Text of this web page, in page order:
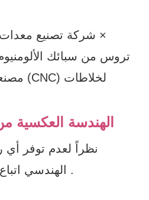
الهندسة العكسية
نظراً لعدم توفر أي
الهندسي اتباع
.